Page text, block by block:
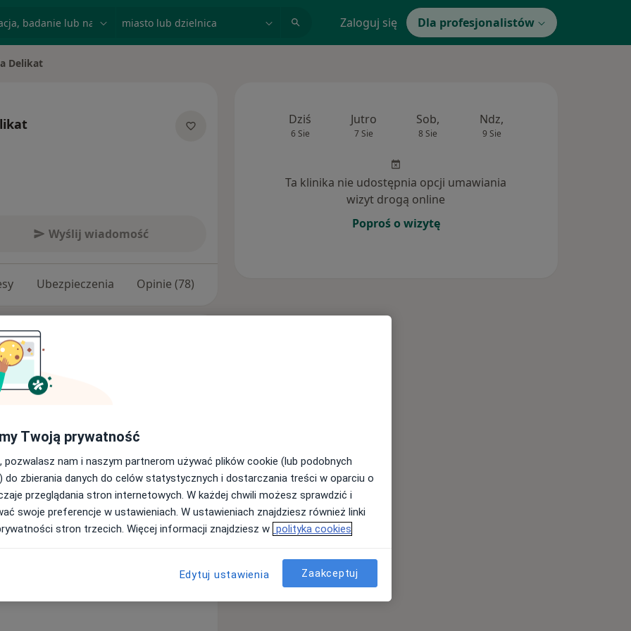
Zaloguj się Dla profesjonalistów
Delikat
Wyślij wiadomość
Ubezpieczenia Opinie (78)
Uniwersytetu Medycznego w
Krosdental. W pracy
stronę profilaktyki stomatologicznej,
przebiegała w komfortowej i
i kwalifikacje zawodowe,
Serdecznie zapraszam na wizytę.
Dziś
6 Sie
Jutro
7 Sie
Sob,
8 Sie
Ndz,
9 Sie
Ta klinika nie udostępnia opcji umawiania
wizyt drogą online
Poproś o wizytę
Twoją prywatność
pozwalasz nam i naszym partnerom używać plików cookie (lub podobnych
do zbierania danych do celów statystycznych i dostarczania treści w oparciu o
przeglądania stron internetowych. W każdej chwili możesz sprawdzić i
swoje preferencje w ustawieniach. W ustawieniach znajdziesz również linki
stron trzecich. Więcej informacji znajdziesz w polityka cookies
Edytuj ustawienia Zaakceptuj